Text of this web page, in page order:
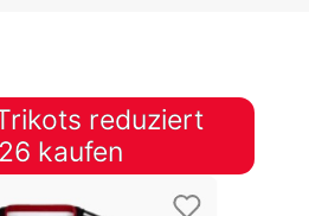
reduziert
kaufen